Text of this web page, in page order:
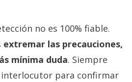
no es 100% fiable.
extremar las precauciones,
mínima duda. Siempre
para confirmar